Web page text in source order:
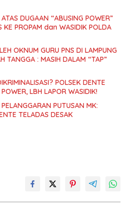
DUGAAN “ABUSING POWER”
KE PROPAM dan WASIDIK POLDA
OKNUM GURU PNS DI LAMPUNG
TANGGA : MASIH DALAM “TAP”
POLSEK DENTE
LBH LAPOR WASIDIK!
PUTUSAN MK:
TELADAS DESAK